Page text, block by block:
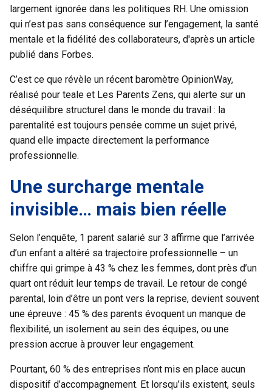
largement ignorée dans les politiques RH. Une omission
qui n’est pas sans conséquence sur l’engagement, la santé
mentale et la fidélité des collaborateurs, d'après un article
publié dans Forbes.
C’est ce que révèle un récent baromètre OpinionWay,
réalisé pour teale et Les Parents Zens, qui alerte sur un
déséquilibre structurel dans le monde du travail : la
parentalité est toujours pensée comme un sujet privé,
quand elle impacte directement la performance
professionnelle.
Une surcharge mentale
invisible… mais bien réelle
Selon l’enquête, 1 parent salarié sur 3 affirme que l’arrivée
d’un enfant a altéré sa trajectoire professionnelle – un
chiffre qui grimpe à 43 % chez les femmes, dont près d’un
quart ont réduit leur temps de travail. Le retour de congé
parental, loin d’être un pont vers la reprise, devient souvent
une épreuve : 45 % des parents évoquent un manque de
flexibilité, un isolement au sein des équipes, ou une
pression accrue à prouver leur engagement.
Pourtant, 60 % des entreprises n’ont mis en place aucun
dispositif d’accompagnement. Et lorsqu’ils existent, seuls